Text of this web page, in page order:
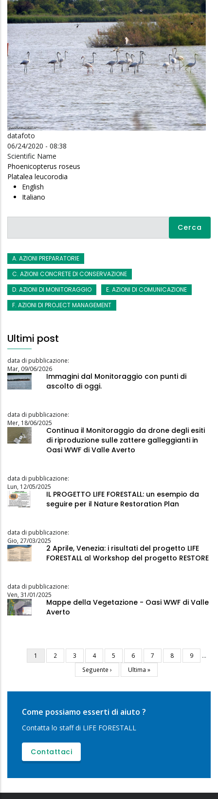
datafoto
06/24/2020 - 08:38
Scientific Name
Phoenicopterus roseus
Platalea leucorodia
English
Italiano
A. AZIONI PREPARATORIE
C. AZIONI CONCRETE DI CONSERVAZIONE
D. AZIONI DI MONITORAGGIO
E. AZIONI DI COMUNICAZIONE
F. AZIONI DI PROJECT MANAGEMENT
Ultimi post
data di pubblicazione:
Mar, 09/06/2026
Immagini dal Monitoraggio con punti di
ascolto di oggi.
data di pubblicazione:
Mer, 18/06/2025
Continua il Monitoraggio da drone degli esiti
di riproduzione sulle zattere galleggianti in
Oasi WWF di Valle Averto
data di pubblicazione:
Lun, 12/05/2025
IL PROGETTO LIFE FORESTALL: un esempio da
seguire per il Nature Restoration Plan
data di pubblicazione:
Gio, 27/03/2025
2 Aprile, Venezia: i risultati del progetto LIFE
FORESTALL al Workshop del progetto RESTORE
data di pubblicazione:
Ven, 31/01/2025
Mappe della Vegetazione - Oasi WWF di Valle
Averto
Paginazione
Pagina
attuale
1 Pagina
2 Pagina
3 Pagina
4 Pagina
5 Pagina
6 Pagina
7 Pagina
8 Pagina
9
…
Pagina
successiva
Seguente ›
Ultima
pagina
Ultima »
Come possiamo esserti di aiuto ?
Contatta lo staff di LIFE FORESTALL
Contattaci